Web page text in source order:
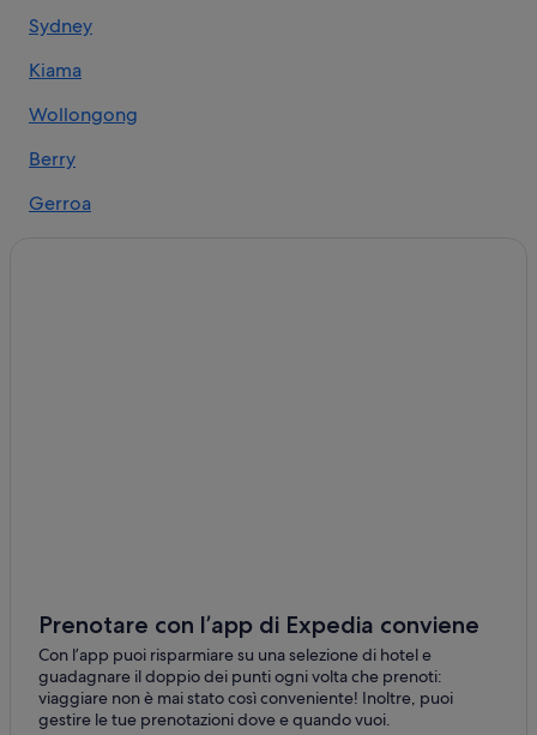
Wollongong CBD: hotel
Jamberoo: hotel
Stanwell Park: hotel
Figtree: hotel
Lake Heights: hotel
Oak Flats: hotel
Bulli: hotel
Kembla Grange: hotel
Sydney
Kiama
Wollongong
Berry
Gerroa
Prenotare con l’app di Expedia conviene
Con l’app puoi risparmiare su una selezione di hotel e
guadagnare il doppio dei punti ogni volta che prenoti:
viaggiare non è mai stato così conveniente! Inoltre, puoi
gestire le tue prenotazioni dove e quando vuoi.